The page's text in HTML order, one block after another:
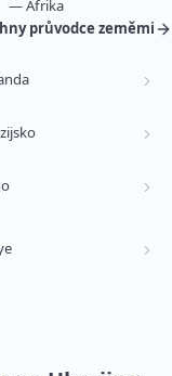
— Afrika
průvodce zeměmi